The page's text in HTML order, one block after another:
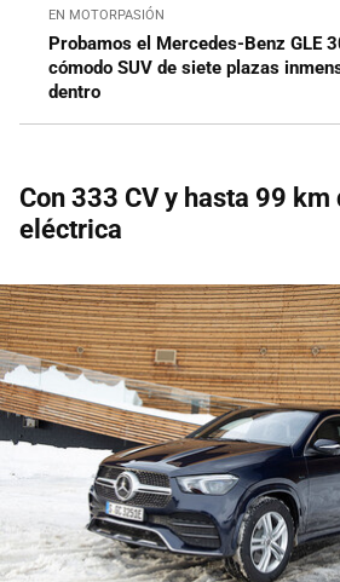
EN MOTORPASIÓN
Probamos el Mercedes-Benz GLE
cómodo SUV de siete plazas
dentro
Con 333 CV y hasta 99
eléctrica